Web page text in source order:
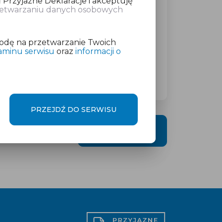
w wysokości
danych osobowych
na przetwarzanie Twoich
serwisu orazinformacji o
PRZEJDŹ DO SERWISU